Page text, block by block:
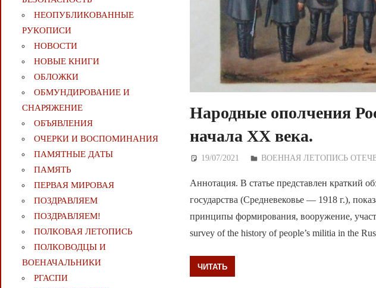
Народные ополчения
начала XX века.
19/07/2021 Дежурный по Редакции
ВОЕННАЯ ЛЕТОПИСЬ
Аннотация. В статье представлен краткий
государства (Средневековье — 1918 г.),
принципы формирования, вооружение,
survey of the history of people’s militia in the
ЧИТАТЬ
НЕОПУБЛИКОВАННЫЕ
РУКОПИСИ
НОВОСТИ
НОВЫЕ КНИГИ
ОБЛОЖКИ
ОБМУНДИРОВАНИЕ И
СНАРЯЖЕНИЕ
ОБЪЯВЛЕНИЯ
ОЧЕРКИ И ВОСПОМИНАНИЯ
ПАМЯТНЫЕ ДАТЫ
ПАМЯТЬ
ПЕРВАЯ МИРОВАЯ
ПОЗДРАВЛЯЕМ
ПОЗДРАВЛЯЕМ!
ПОЛКОВАЯ ЛЕТОПИСЬ
ПОЛКОВОДЦЫ И
ВОЕНАЧАЛЬНИКИ
РГАСПИ